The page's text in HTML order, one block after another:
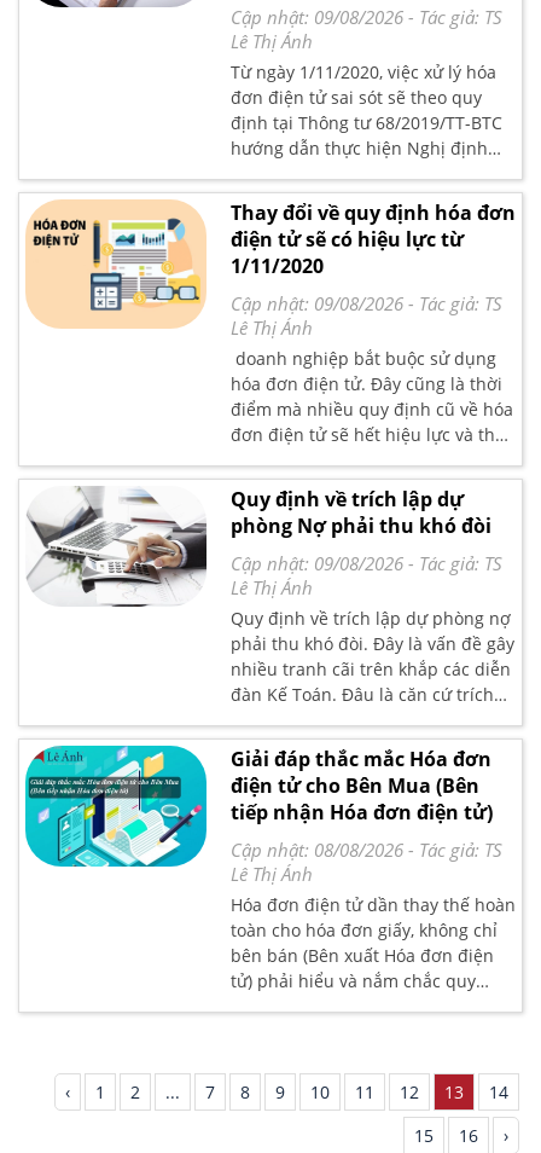
đọc các mẫu giấy ủy quyền mới
nhất và hướng dẫn chi tiết cách
ghi đầy đủ, chính xác, giúp bạn sử
dụng dễ dàng trong thực tế.
Cập nhật: 09/08/2026 - Tác giả: TS
Lê Thị Ánh
Từ ngày 1/11/2020, việc xử lý hóa
đơn điện tử sai sót sẽ theo quy
định tại Thông tư 68/2019/TT-BTC
hướng dẫn thực hiện Nghị định
119/2018/NĐ-CP. Theo đó, sẽ có
một số thay đổi mà kế toán cần
cập nhật kịp thời.
Thay đổi về quy định hóa đơn
điện tử sẽ có hiệu lực từ
1/11/2020
Cập nhật: 09/08/2026 - Tác giả: TS
Lê Thị Ánh
doanh nghiệp bắt buộc sử dụng
hóa đơn điện tử. Đây cũng là thời
điểm mà nhiều quy định cũ về hóa
đơn điện tử sẽ hết hiệu lực và thay
thế bằng các quy định mới tại
Quy định về trích lập dự
phòng Nợ phải thu khó đòi
Cập nhật: 09/08/2026 - Tác giả: TS
Lê Thị Ánh
Quy định về trích lập dự phòng nợ
phải thu khó đòi. Đây là vấn đề gây
nhiều tranh cãi trên khắp các diễn
đàn Kế Toán. Đâu là căn cứ trích
lập dự phòng, cơ quan thuế liệu có
chấp nhận các mức dự phòng do
doanh nghiệp lập hay không
Giải đáp thắc mắc Hóa đơn
điện tử cho Bên Mua (Bên
tiếp nhận Hóa đơn điện tử)
Cập nhật: 08/08/2026 - Tác giả: TS
Lê Thị Ánh
Hóa đơn điện tử dần thay thế hoàn
toàn cho hóa đơn giấy, không chỉ
bên bán (Bên xuất Hóa đơn điện
tử) phải hiểu và nắm chắc quy
định, hướng dẫn mà bên mua (bên
những vấn đề này.Kế toán Lê Ánh
đã tổng hợp một số thắc mắc của
bạn đọc và xin giải đáp các thắc
‹ 1 2 ... 7 8 9 10 11 12 13
14
15
16 ›